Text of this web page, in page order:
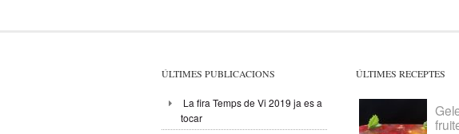
ÚLTIMES PUBLICACIONS
La fira Temps de Vi 2019 ja es a
tocar
ÚLTIMES RECEPTES